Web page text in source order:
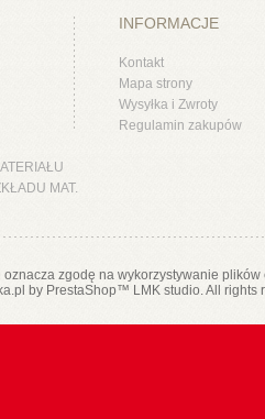
INFORMACJE
Kontakt
Mapa strony
Wysyłka i Zwroty
Regulamin zakupów
MAT.
zgodę na wykorzystywanie
by PrestaShop™ LMK studio. All rights